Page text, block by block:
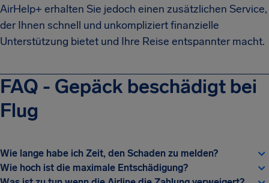
AirHelp+ erhalten Sie jedoch einen zusätzlichen Service,
der Ihnen schnell und unkompliziert finanzielle
Unterstützung bietet und Ihre Reise entspannter macht.
FAQ - Gepäck beschädigt bei
Flug
Wie lange habe ich Zeit, den Schaden zu melden?
Wie hoch ist die maximale Entschädigung?